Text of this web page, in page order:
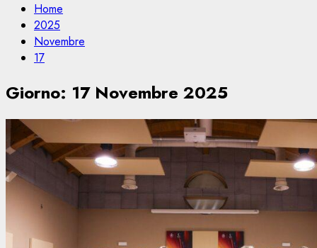
Home
2025
Novembre
17
Giorno: 17 Novembre 2025